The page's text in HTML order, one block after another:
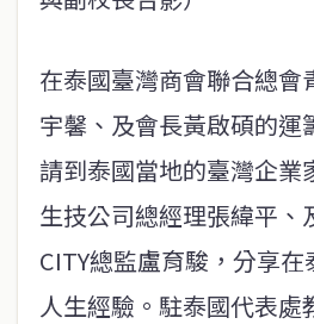
在泰國臺灣商會聯合總會
宇馨、及會長黃啟碩的運
請到泰國當地的臺灣企業
生技公司總經理張緯平、
CITY總監盧育駿，分享
人生經驗。駐泰國代表處